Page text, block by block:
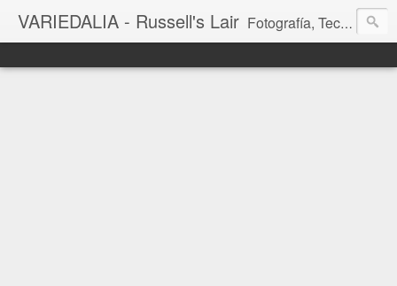
VARIEDALIA - Russell's Lair Fotografía, Tecnología, Cine y Videojuegos en un Blog Multitemática. El rinconcito del creador de FotoMuseo 3D y Left 4 SGC.